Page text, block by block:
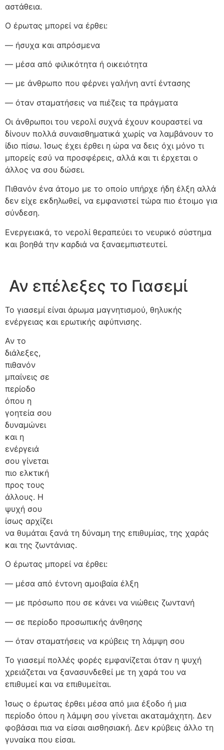
αστάθεια.
Ο έρωτας μπορεί να έρθει:
— ήσυχα και απρόσμενα
— μέσα από φιλικότητα ή οικειότητα
— με άνθρωπο που φέρνει γαλήνη αντί έντασης
— όταν σταματήσεις να πιέζεις τα πράγματα
Οι άνθρωποι του νερολί συχνά έχουν κουραστεί να
δίνουν πολλά συναισθηματικά χωρίς να λαμβάνουν το
ίδιο πίσω. Ίσως έχει έρθει η ώρα να δεις όχι μόνο τι
μπορείς εσύ να προσφέρεις, αλλά και τι έρχεται ο
άλλος να σου δώσει.
Πιθανόν ένα άτομο με το οποίο υπήρχε ήδη έλξη αλλά
δεν είχε εκδηλωθεί, να εμφανιστεί τώρα πιο έτοιμο για
σύνδεση.
Ενεργειακά, το νερολί θεραπεύει το νευρικό σύστημα
και βοηθά την καρδιά να ξαναεμπιστευτεί.
Αν επέλεξες το Γιασεμί
Το γιασεμί είναι άρωμα μαγνητισμού, θηλυκής
ενέργειας και ερωτικής αφύπνισης.
Αν το
διάλεξες,
πιθανόν
μπαίνεις σε
περίοδο
όπου η
γοητεία σου
δυναμώνει
και η
ενέργειά
σου γίνεται
πιο ελκτική
προς τους
άλλους. Η
ψυχή σου
ίσως αρχίζει
να θυμάται ξανά τη δύναμη της επιθυμίας, της χαράς
και της ζωντάνιας.
Ο έρωτας μπορεί να έρθει:
— μέσα από έντονη αμοιβαία έλξη
— με πρόσωπο που σε κάνει να νιώθεις ζωντανή
— σε περίοδο προσωπικής άνθησης
— όταν σταματήσεις να κρύβεις τη λάμψη σου
Το γιασεμί πολλές φορές εμφανίζεται όταν η ψυχή
χρειάζεται να ξανασυνδεθεί με τη χαρά του να
επιθυμεί και να επιθυμείται.
Ίσως ο έρωτας έρθει μέσα από μια έξοδο ή μια
περίοδο όπου η λάμψη σου γίνεται ακαταμάχητη. Δεν
φοβάσαι πια να είσαι αισθησιακή. Δεν κρύβεις άλλο τη
γυναίκα που είσαι.